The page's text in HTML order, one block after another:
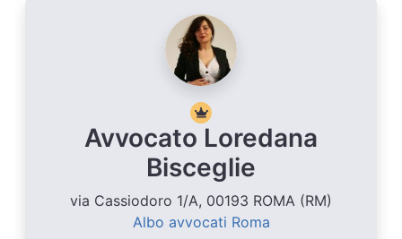
Avvocato Loredana
Bisceglie
via Cassiodoro 1/A, 00193 ROMA (RM)
Albo avvocati Roma